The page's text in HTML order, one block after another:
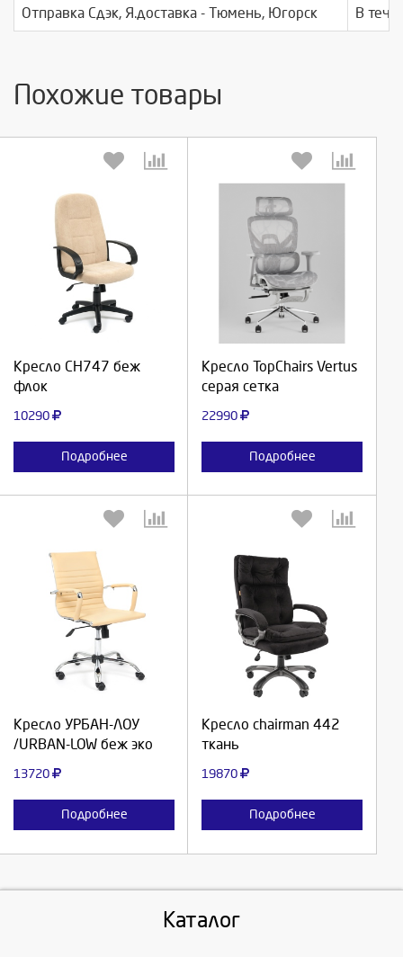
Отправка Сдэк, Я.доставка - Тюмень, Югорск В
Похожие товары
Кресло СН747 беж
флок
10290
Подробнее
Выберите количество:
Кресло TopChairs Vertus
серая сетка
22990
Подробнее
Выберите количество:
Отмена
Кресло УРБАН-ЛОУ
/URBAN-LOW беж эко
13720
Подробнее
Выберите количество:
Отмена
Кресло chairman 442
ткань
19870
Подробнее
Выберите количество:
Каталог